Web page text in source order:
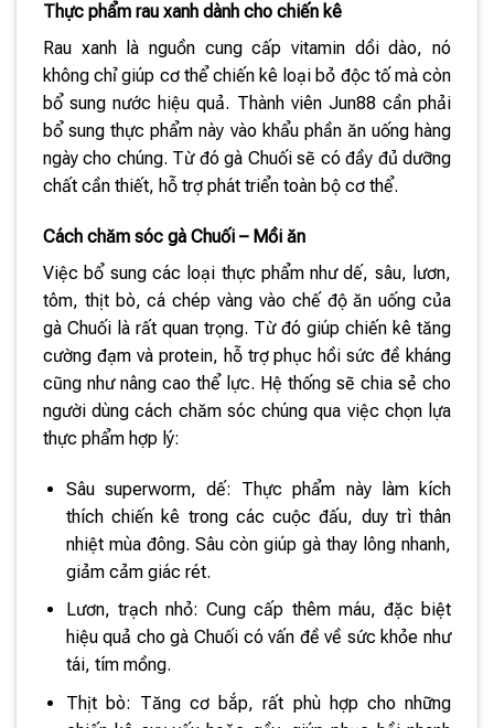
Thực phẩm rau xanh dành cho chiến kê
Rau xanh là nguồn cung cấp vitamin dồi dào, nó
không chỉ giúp cơ thể chiến kê loại bỏ độc tố mà còn
bổ sung nước hiệu quả. Thành viên Jun88 cần phải
bổ sung thực phẩm này vào khẩu phần ăn uống hàng
ngày cho chúng. Từ đó gà Chuối sẽ có đầy đủ dưỡng
chất cần thiết, hỗ trợ phát triển toàn bộ cơ thể.
Cách chăm sóc gà Chuối – Mồi ăn
Việc bổ sung các loại thực phẩm như dế, sâu, lươn,
tôm, thịt bò, cá chép vàng vào chế độ ăn uống của
gà Chuối là rất quan trọng. Từ đó giúp chiến kê tăng
cường đạm và protein, hỗ trợ phục hồi sức đề kháng
cũng như nâng cao thể lực. Hệ thống sẽ chia sẻ cho
người dùng cách chăm sóc chúng qua việc chọn lựa
thực phẩm hợp lý:
Sâu superworm, dế: Thực phẩm này làm kích
thích chiến kê trong các cuộc đấu, duy trì thân
nhiệt mùa đông. Sâu còn giúp gà thay lông nhanh,
giảm cảm giác rét.
Lươn, trạch nhỏ: Cung cấp thêm máu, đặc biệt
hiệu quả cho gà Chuối có vấn đề về sức khỏe như
tái, tím mồng.
Thịt bò: Tăng cơ bắp, rất phù hợp cho những